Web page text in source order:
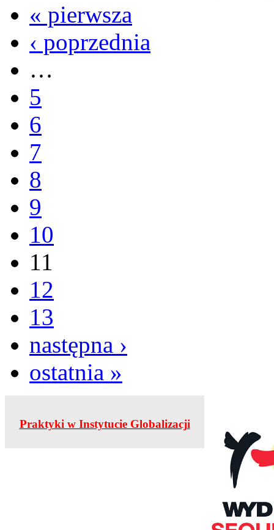
« pierwsza
‹ poprzednia
…
5
6
7
8
9
10
11
12
13
następna ›
ostatnia »
Praktyki w Instytucie Globalizacji